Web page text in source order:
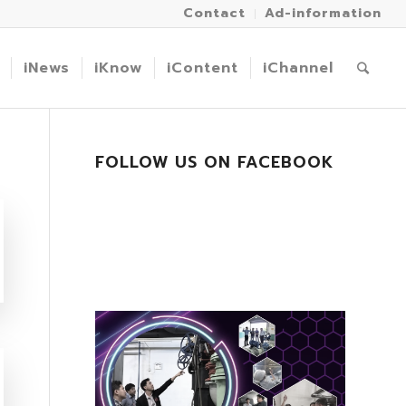
Contact Ad-information
iNews iKnow iContent iChannel
FOLLOW US ON FACEBOOK